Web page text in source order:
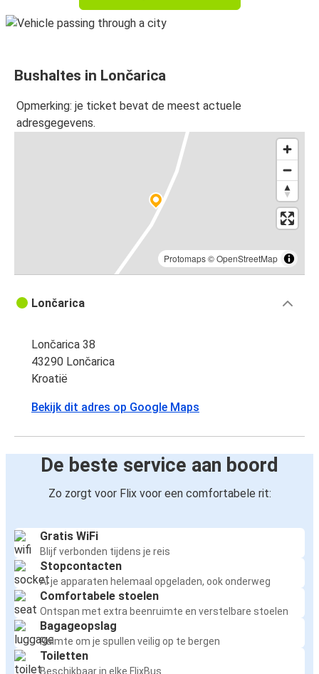
Bushaltes in Lončarica
Opmerking: je ticket bevat de meest actuele
adresgegevens.
Protomaps©OpenStreetMap
Lončarica
Lončarica 38
43290 Lončarica
Kroatië
Bekijk dit adres op Google Maps
De beste service aan boord
Zo zorgt voor Flix voor een comfortabele rit:
Gratis WiFi
Blijf verbonden tijdens je reis
Stopcontacten
Al je apparaten helemaal opgeladen, ook onderweg
Comfortabele stoelen
Ontspan met extra beenruimte en verstelbare stoelen
Bagageopslag
Ruimte om je spullen veilig op te bergen
Toiletten
Beschikbaar in elke FlixBus